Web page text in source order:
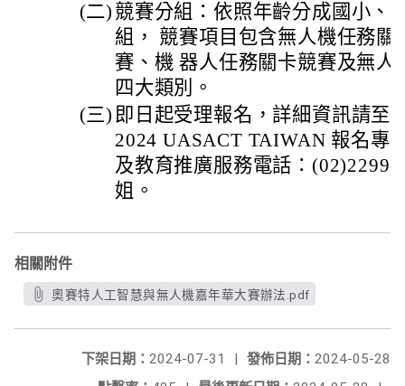
(二) 競賽分組：依照年齡分成國小、
組， 競賽項目包含無人機任務關
賽、機 器人任務關卡競賽及無
四大類別。
(三) 即日起受理報名，詳細資訊請至
2024 UASACT TAIWAN 報名專
及教育推廣服務電話：(02)2299-
姐。
相關附件
奧賽特人工智慧與無人機嘉年華大賽辦法.pdf
發佈日期： 2024-05-28
下架日期： 2024-07-31
|